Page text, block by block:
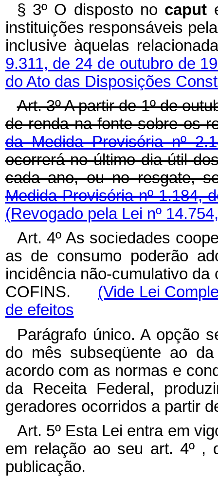
§ 3º O disposto no caput
instituições responsáveis
inclusive àquelas
9.311, de 24 de outubro de
do Ato das Disposições
Art. 3º A partir de 1º de
de renda na fonte sobre os
da Medida Provisória nº
ocorrerá no último dia útil
cada ano, ou no resgate,
Medida Provisória nº 1.184,
(Revogado pela Lei nº
Art. 4º As sociedades
as de consumo poderão
incidência não-cumulativo
COFINS. (Vide Lei
de efeitos
Parágrafo único. A opção
do mês subseqüente ao
acordo com as normas e
da Receita Federal,
geradores ocorridos a partir
Art. 5º Esta Lei entra em
em relação ao seu art. 4º ,
publicação.